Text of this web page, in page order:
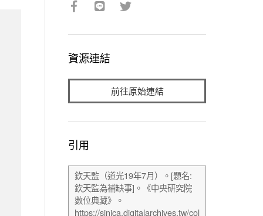
資源連結
前往原始連結
引用